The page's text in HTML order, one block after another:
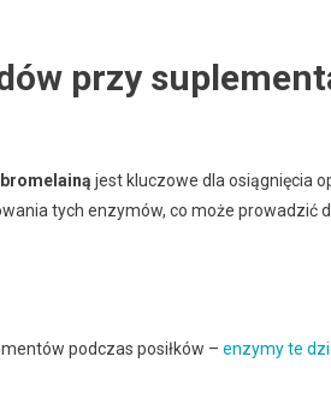
przy
jest kluczowe dla osiągnięcia
tych enzymów, co może prowadzić
podczas posiłków – enzymy te